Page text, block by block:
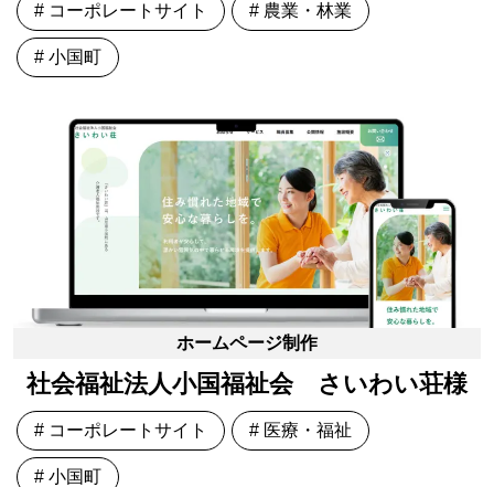
# コーポレートサイト # 農業・林業
# 小国町
ホームページ制作
社会福祉法人小国福祉会 さいわい荘様
# コーポレートサイト # 医療・福祉
# 小国町